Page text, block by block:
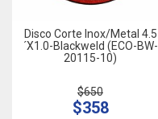
Disco Corte Inox/Metal 4.5
´x1.0-Blackweld (ECO-BW-
20115-10)
$650
$358